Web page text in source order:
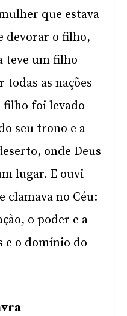
que estava
devorar o filho,
teve um filho
todas as nações
filho foi levado
seu trono e a
onde Deus
lugar. E ouvi
clamava no Céu:
o poder e a
e o domínio do